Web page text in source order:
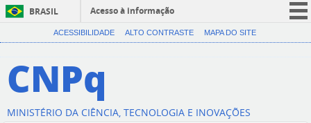
BRASIL
Acesso à informação
CORONAVÍRUS (COVID-19)
ACESSIBILIDADE ALTO CONTRASTE MAPA DO SITE
CNPq
MINISTÉRIO DA CIÊNCIA, TECNOLOGIA E INOVAÇÕES